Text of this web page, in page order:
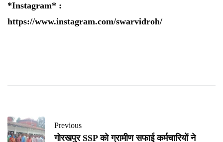
*Instagram* :
https://www.instagram.com/swarvidroh/
Previous
गोरखपुर SSP को ग्रामीण सफाई कर्मचारियों ने